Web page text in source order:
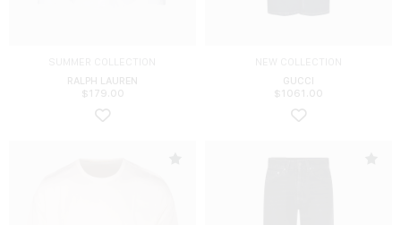
RALPH LAUREN
$ 179.00
GUCCI
$ 1061.00